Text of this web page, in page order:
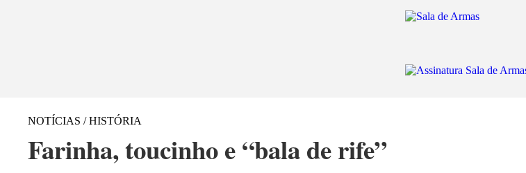
NOTÍCIAS / HISTÓRIA
Farinha, toucinho e “bala de rife”